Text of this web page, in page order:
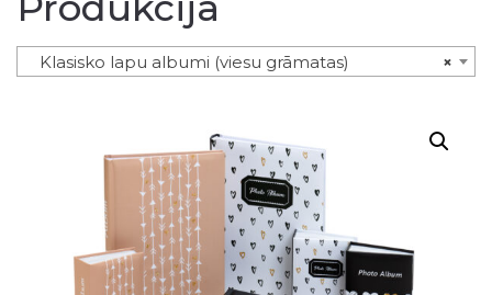
×
Klasisko lapu albumi (viesu grāmatas)